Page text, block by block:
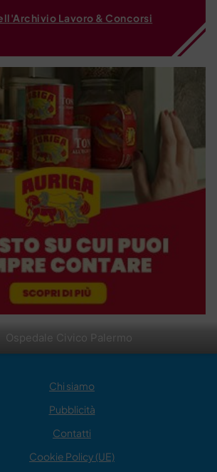
Ospedale Civico Palermo
Lavoro & Concorsi
Chi siamo
Pubblicità
Contatti
Cookie Policy (UE)